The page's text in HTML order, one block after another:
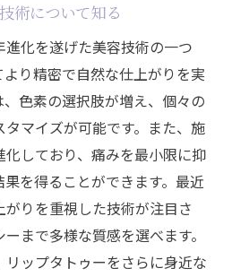
術について知る
進化を遂げた美容技術の一つ
り精密で自然な仕上がりを実
色素の選択肢が増え、個々の
マイズが可能です。また、施
しており、痛みを最小限に抑
を得ることができます。最近
りを重視した技術が注目さ
まで多様な質感を選べます。
リップタトゥーをさらに身近な